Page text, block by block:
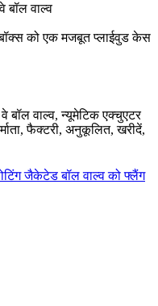
बॉल वाल्व
बॉक्स को एक मजबूत प्लाईवुड केस
बॉल वाल्व, न्यूमेटिक एक्चुएटर
फैक्टरी, अनुकूलित, खरीदें,
जैकेटेड बॉल वाल्व को फ्लैंग